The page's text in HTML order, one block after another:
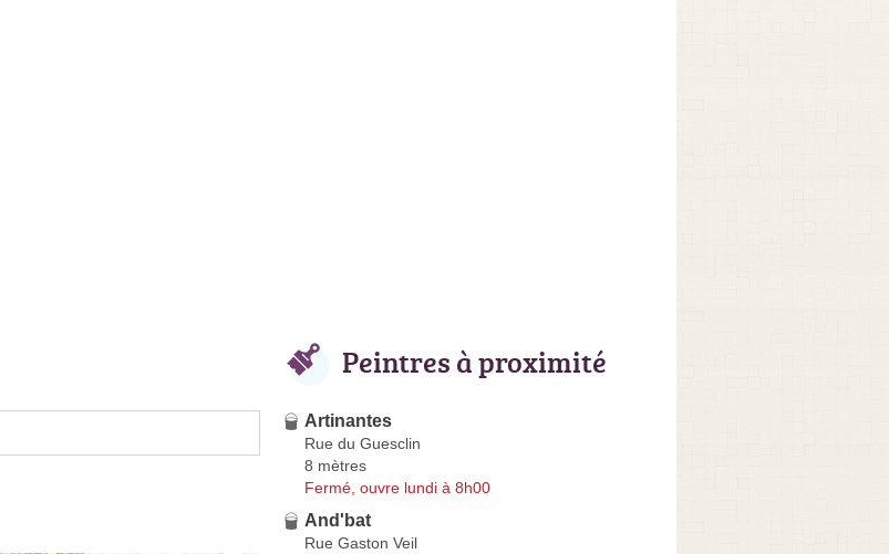
Peintres à proximité
Artinantes
Rue du Guesclin
8 mètres
Fermé, ouvre lundi à 8h00
And'bat
Rue Gaston Veil